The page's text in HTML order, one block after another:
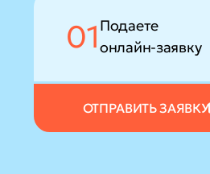
01 Подаете
онлайн-заявку
ОТПРАВИТЬ ЗАЯВКУ